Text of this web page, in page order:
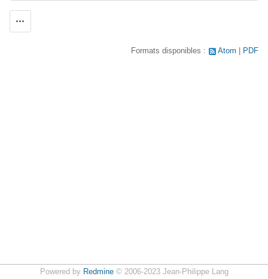
Formats disponibles : Atom PDF
Powered by Redmine© 2006-2023 Jean-Philippe Lang